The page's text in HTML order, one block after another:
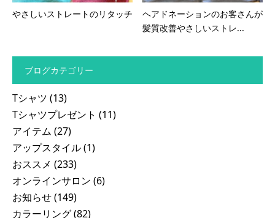
やさしいストレートのリタッチ
ヘアドネーションのお客さんが
髪質改善やさしいストレ...
ブログカテゴリー
Tシャツ (13)
Tシャツプレゼント (11)
アイテム (27)
アップスタイル(1)
おススメ (233)
オンラインサロン (6)
お知らせ(149)
カラーリング(82)